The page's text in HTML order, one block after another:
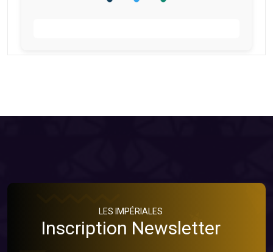
LES IMPÉRIALES
Inscription Newsletter